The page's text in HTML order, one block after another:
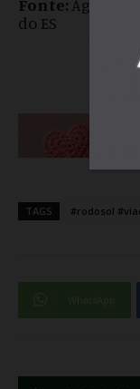
Fonte: Agência
do ES
TAGS #rodosol